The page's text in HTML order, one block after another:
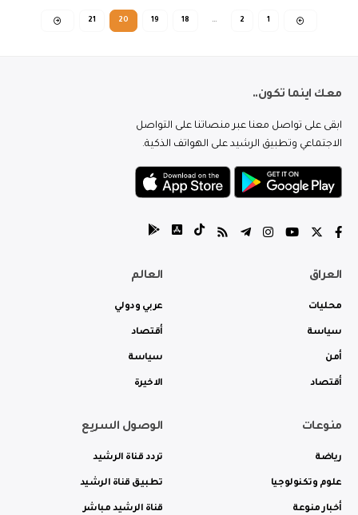
1
2
…
18
19
20
21
معك اينما تكون..
ابقى على تواصل معنا عبر منصاتنا على التواصل
الاجتماعي وتطبيق الرشيد على الهواتف الذكية.
العراق
محليات
سياسة
أمن
أقتصاد
العالم
عربي ودولي
أقتصاد
سياسة
الاخيرة
منوعات
رياضة
علوم وتكنولوجيا
أخبار منوعة
الوصول السريع
تردد قناة الرشيد
تطبيق قناة الرشيد
قناة الرشيد مباشر